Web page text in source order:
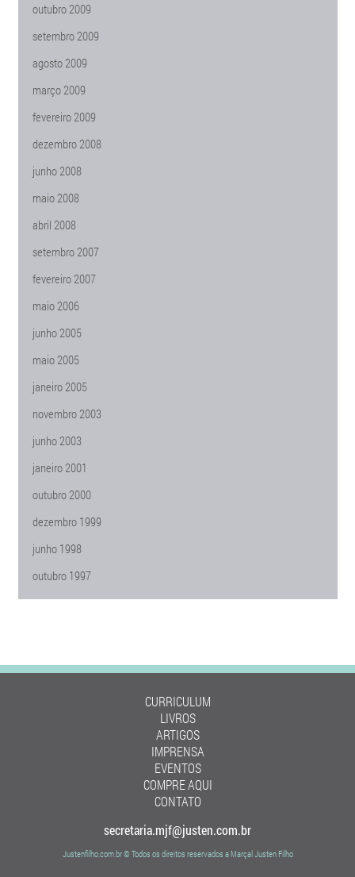
outubro 2009
setembro 2009
agosto 2009
março 2009
fevereiro 2009
dezembro 2008
junho 2008
maio 2008
abril 2008
setembro 2007
fevereiro 2007
maio 2006
junho 2005
maio 2005
janeiro 2005
novembro 2003
junho 2003
janeiro 2001
outubro 2000
dezembro 1999
junho 1998
outubro 1997
CURRICULUM
LIVROS
ARTIGOS
IMPRENSA
EVENTOS
COMPRE AQUI
CONTATO
secretaria.mjf@justen.com.br
Justenfilho.com.br © Todos os direitos reservados a Marçal Justen Filho